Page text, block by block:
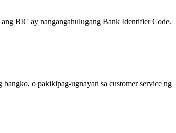
BIC ay nangangahulugang Bank Identifier Code.
o pakikipag-ugnayan sa customer service ng